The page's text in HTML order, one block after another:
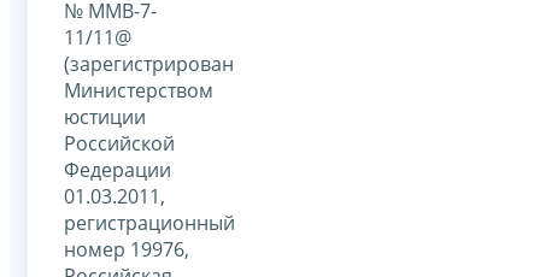
№ ММВ-7-
11/11@
(зарегистрирован
Министерством
юстиции
Российской
Федерации
01.03.2011,
регистрационный
номер 19976,